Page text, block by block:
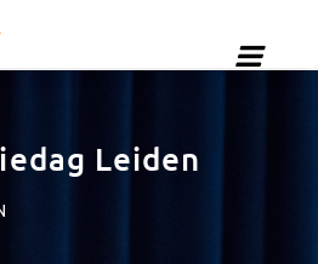
Leiden